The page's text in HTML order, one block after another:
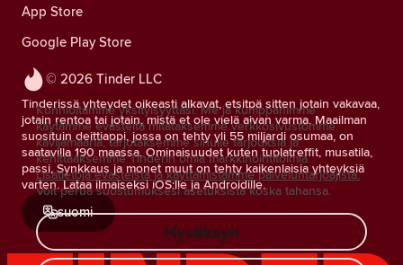
© 2026 Tinder LLC
Tinderissä yhteydet oikeasti alkavat, etsitpä sitten jotain vakavaa,
jotain rentoa tai jotain, mistä et ole vielä aivan varma. Maailman
suosituin deittiappi, jossa on tehty yli 55 miljardi osumaa, on
saatavilla 190 maassa. Ominaisuudet kuten tuplatreffit, musatila,
passi, Synkkaus ja monet muut on tehty kaikenlaisia yhteyksiä
varten. Lataa ilmaiseksi iOS:lle ja Androidille.
suomi
App Store
Google Play Store
Kunnioitamme yksityisyyttäsi. Me ja kumppanimme
käytämme evästeitä mitataksemme verkkosivustomme
kävijämääriä, tarjotaksemme sinulle tarjouksia ja
kehittääksemme Tinderin omia markkinointitoimia.
Lisätietoja evästeistä ja käyttämistämme palveluntarjoajista.
Voit perua suostumuksesi asetuksista koska tahansa.
Hyväksyn